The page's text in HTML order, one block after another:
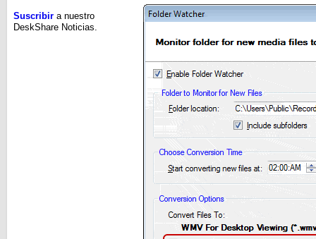
Suscribir a nuestro
DeskShare Noticias.